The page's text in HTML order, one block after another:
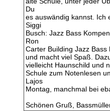
Du
es auswändig kannst. Ich
Siggi
Busch: Jazz Bass
Ron
Carter Building Jazz
und macht viel Spaß.
vielleicht Haunschild und
Schule zum Notenlesen
Lajos
Montag, manchmal bei
Schönen Gruß,